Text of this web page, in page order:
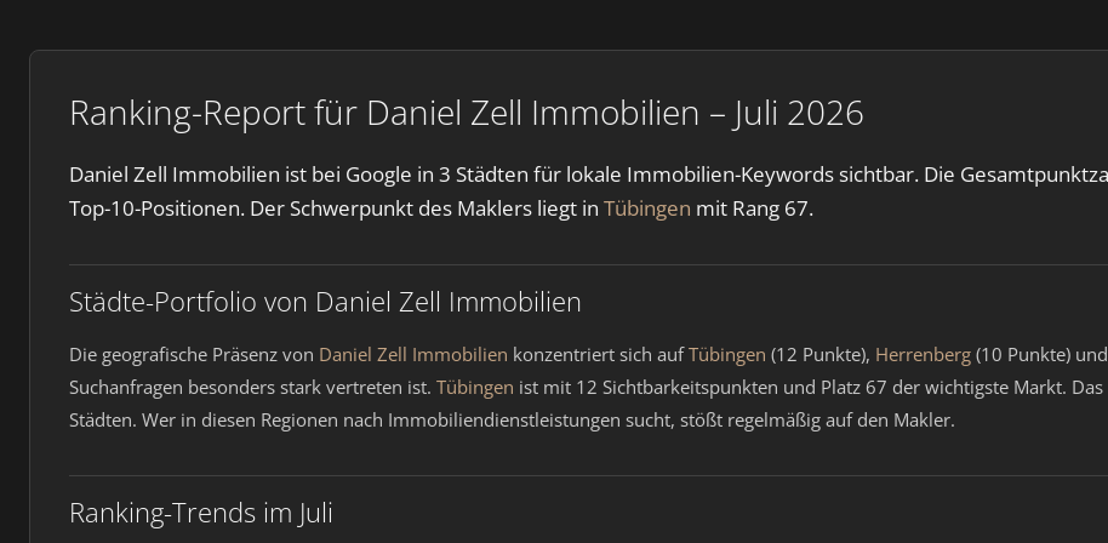
Ranking-Report für Daniel Zell Immobilien – Juli 2026
Daniel Zell Immobilien ist bei Google in 3 Städten für lokale Immobilien-Keywords sichtbar. Die
Top-10-Positionen. Der Schwerpunkt des Maklers liegt in Tübingen mit Rang 67.
Städte-Portfolio von Daniel Zell Immobilien
Die geografische Präsenz von Daniel Zell Immobilien konzentriert sich aufTübingen (12 Punkte), Herrenberg (10 Punkte) und
Suchanfragen besonders stark vertreten ist. Tübingen ist mit 12 Sichtbarkeitspunkten und Platz 67 der wichtigste Markt.
Städten. Wer in diesen Regionen nach Immobiliendienstleistungen sucht, stößt regelmäßig auf den Makler.
Ranking-Trends im Juli